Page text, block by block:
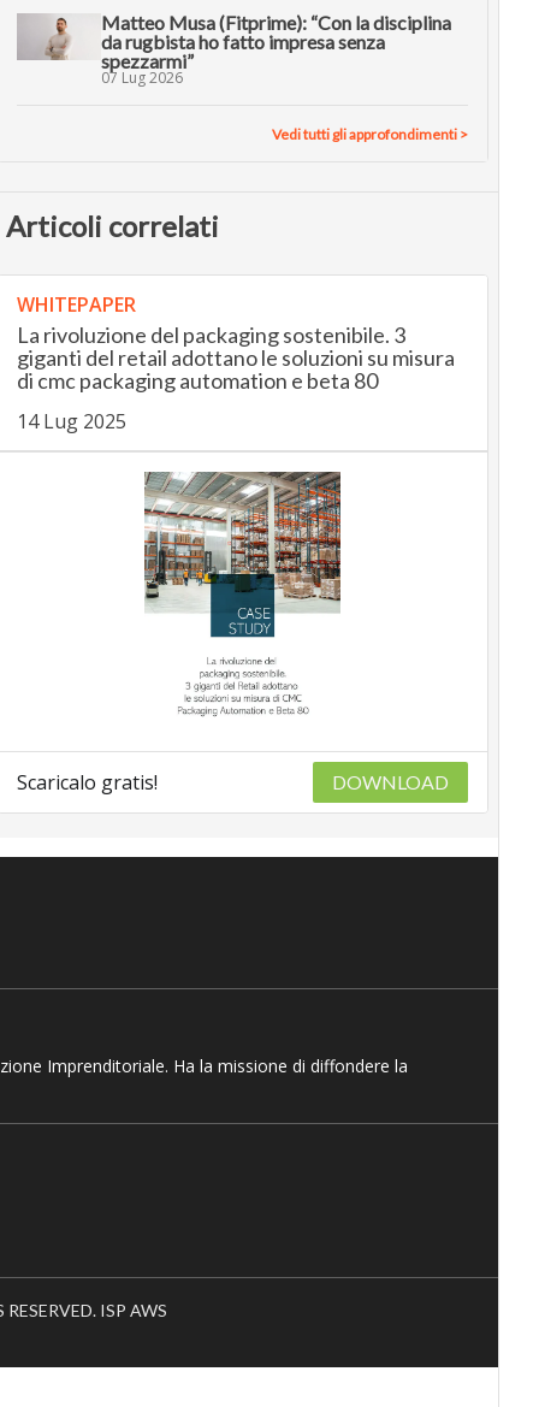
Matteo Musa (Fitprime): “Con la disciplina
da rugbista ho fatto impresa senza
spezzarmi”
07 Lug 2026
Vedi tutti gli approfondimenti >
Articoli correlati
WHITEPAPER
La rivoluzione del packaging sostenibile. 3
giganti del retail adottano le soluzioni su misura
di cmc packaging automation e beta 80
14 Lug 2025
Scaricalo gratis! DOWNLOAD
Imprenditoriale. Ha la missione di diffondere la
ISP AWS